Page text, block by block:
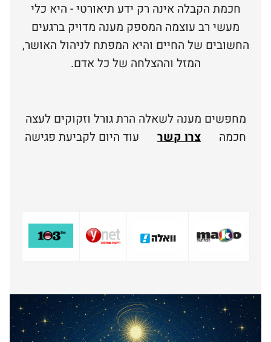
חכמת הקבלה אינה רק ידע תיאורטי - היא כלי
מעשי רב עוצמה המספק מענה מדויק ברגעים
החשובים של החיים והיא המפתח לניהול האושר,
המזל וההצלחה של כל אדם.
מחפשים מענה לשאלה הרת גורל וזקוקים לעצה
חכמה צרו קשר עוד היום לקביעת פגישה